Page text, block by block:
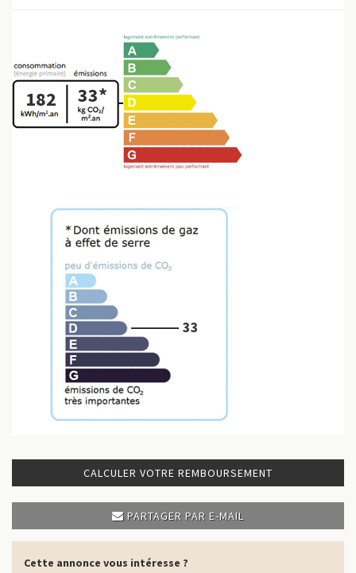
182 33*
33
CALCULER VOTRE REMBOURSEMENT
PARTAGER PAR E-MAIL
Cette annonce vous intéresse ?